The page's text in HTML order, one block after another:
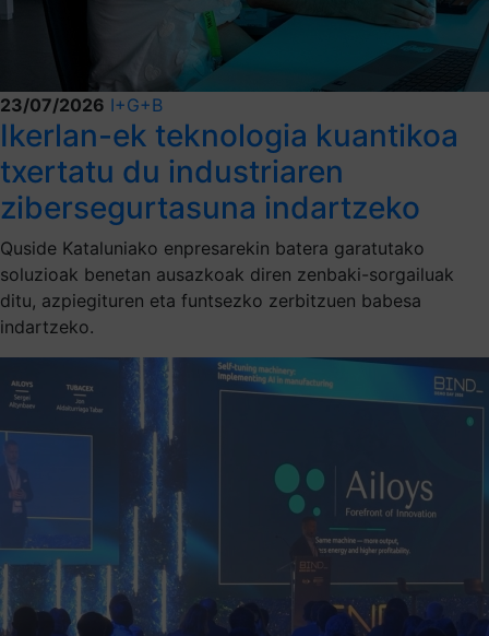
23/07/2026 I+G+B
Ikerlan-ek teknologia kuantikoa
txertatu du industriaren
zibersegurtasuna indartzeko
Quside Kataluniako enpresarekin batera garatutako
soluzioak benetan ausazkoak diren zenbaki-sorgailuak
ditu, azpiegituren eta funtsezko zerbitzuen babesa
indartzeko.